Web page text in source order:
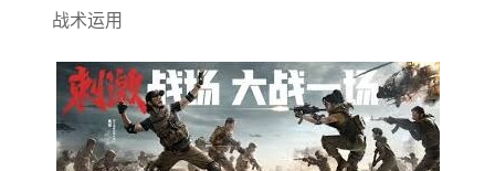
战术运用